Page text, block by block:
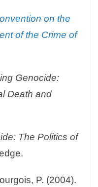
on the
of the Crime of
Genocide:
Death and
The Politics of
P. (2004).